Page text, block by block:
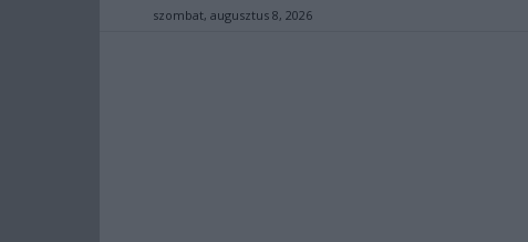
szombat, augusztus 8, 2026